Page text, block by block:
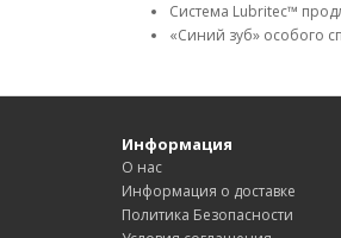
Система Lubritec™
«Синий зуб» особого
Информация
О нас
Информация о доставке
Политика Безопасности